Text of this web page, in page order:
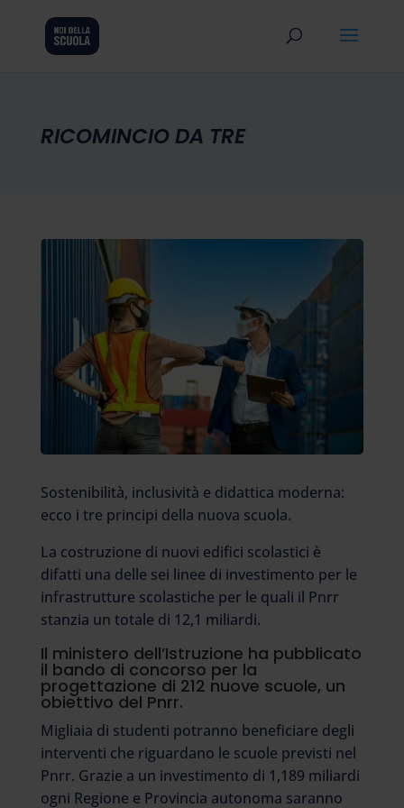
RICOMINCIO DA TRE
Sostenibilità, inclusività e didattica moderna:
ecco i tre principi della nuova scuola.
La costruzione di nuovi edifici scolastici è
difatti una delle sei linee di investimento per le
infrastrutture scolastiche per le quali il Pnrr
stanzia un totale di 12,1 miliardi.
Il ministero dell’Istruzione ha pubblicato
il bando di concorso per la
progettazione di 212 nuove scuole, un
obiettivo del Pnrr.
Migliaia di studenti potranno beneficiare degli
interventi che riguardano le scuole previsti nel
Pnrr. Grazie a un investimento di 1,189 miliardi
ogni Regione e Provincia autonoma saranno